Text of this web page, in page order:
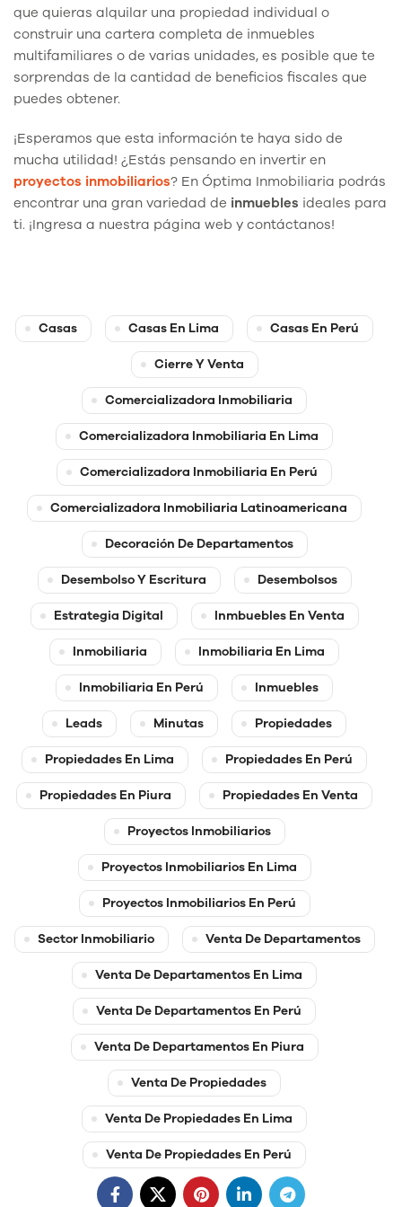
que quieras alquilar una propiedad individual o
construir una cartera completa de inmuebles
multifamiliares o de varias unidades, es posible que te
sorprendas de la cantidad de beneficios fiscales que
puedes obtener.
¡Esperamos que esta información te haya sido de
mucha utilidad! ¿Estás pensando en invertir en
proyectos inmobiliarios? En Óptima Inmobiliaria podrás
encontrar una gran variedad de inmuebles ideales para
ti. ¡Ingresa a nuestra página web y contáctanos!
Casas Casas En Lima Casas En Perú
Cierre Y Venta
Comercializadora Inmobiliaria
Comercializadora Inmobiliaria En Lima
Comercializadora Inmobiliaria En Perú
Comercializadora Inmobiliaria Latinoamericana
Decoración De Departamentos
Desembolso Y Escritura Desembolsos
Estrategia Digital Inmbuebles En Venta
Inmobiliaria Inmobiliaria En Lima
Inmobiliaria En Perú Inmuebles
Leads Minutas Propiedades
Propiedades En Lima Propiedades En Perú
Propiedades En Piura Propiedades En Venta
Proyectos Inmobiliarios
Proyectos Inmobiliarios En Lima
Proyectos Inmobiliarios En Perú
Sector Inmobiliario Venta De Departamentos
Venta De Departamentos En Lima
Venta De Departamentos En Perú
Venta De Departamentos En Piura
Venta De Propiedades
Venta De Propiedades En Lima
Venta De Propiedades En Perú